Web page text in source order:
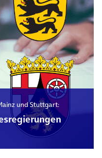
und Stuttgart: